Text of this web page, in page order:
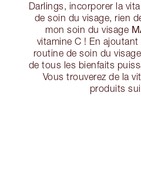
Darlings, incorporer la
de soin du visage, rien
mon soin du visage
vitamine C ! En
routine de soin du
de tous les bienfaits
Vous trouverez de la
produits